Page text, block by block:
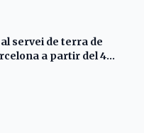
servei de terra de
a partir del 4